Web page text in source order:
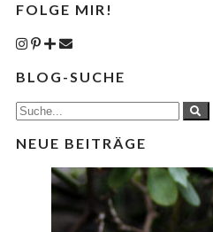
FOLGE MIR!
BLOG-SUCHE
NEUE BEITRÄGE